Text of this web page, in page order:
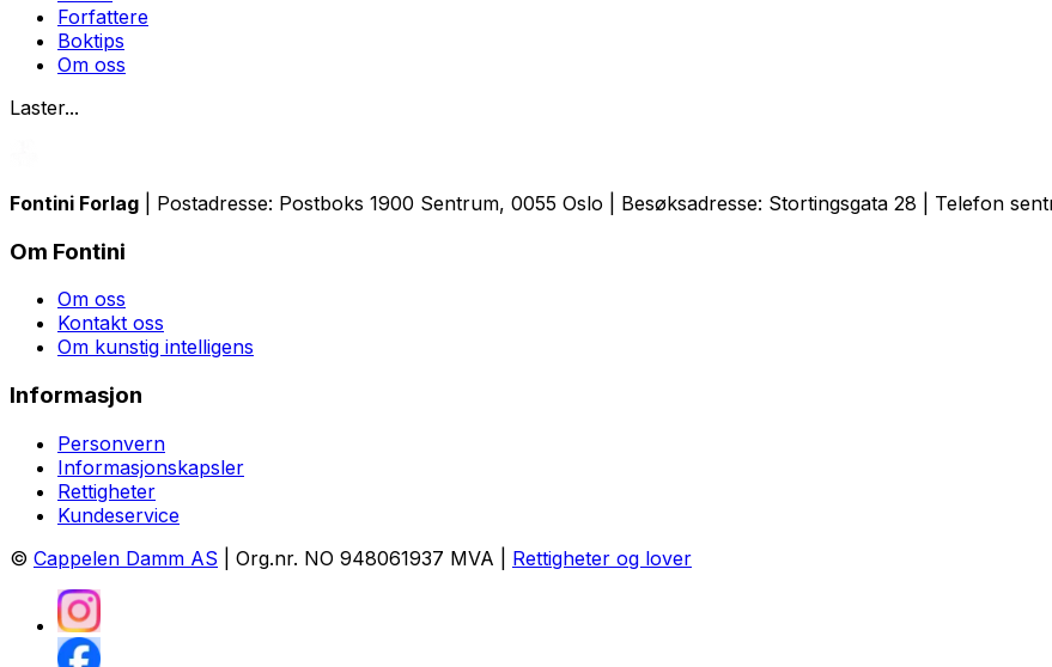
Forfattere
Boktips
Om oss
Laster...
Fontini Forlag | Postadresse: Postboks 1900 Sentrum, 0055 Oslo | Besøksadresse: Stortingsgata 28 | Telefon
Om Fontini
Om oss
Kontakt oss
Om kunstig intelligens
Informasjon
Personvern
Informasjonskapsler
Rettigheter
Kundeservice
© Cappelen Damm AS | Org.nr. NO 948061937 MVA | Rettigheter og lover